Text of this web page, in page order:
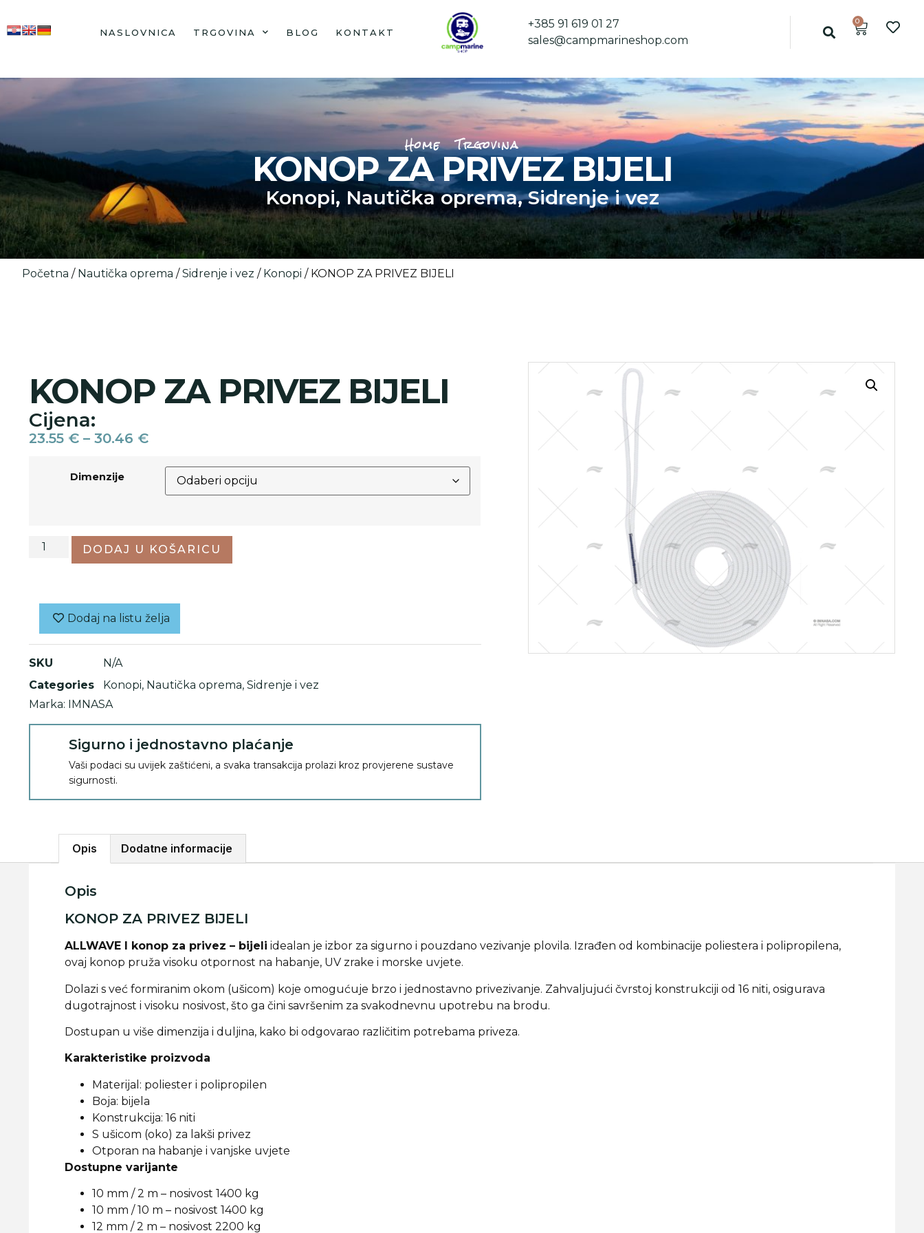
NASLOVNICA TRGOVINA BLOG KONTAKT
+385 91 619 01 27
sales@campmarineshop.com
0
Home Trgovina
KONOP ZA PRIVEZ BIJELI
Konopi, Nautička oprema,Sidrenje i vez
Početna / Nautička oprema /Sidrenje i vez / Konopi / KONOP ZA PRIVEZ BIJELI
KONOP ZA PRIVEZ BIJELI
Cijena:
23.55 € – 30.46 €
Dimenzije
DODAJ U KOŠARICU
Dodaj na listu želja
SKU
N/A
Categories
Konopi, Nautička oprema, Sidrenje i vez
Marka: IMNASA
Sigurno i jednostavno plaćanje
Vaši podaci su uvijek zaštićeni, a svaka transakcija prolazi kroz provjerene sustave
sigurnosti.
Opis Dodatne informacije
Opis
KONOP ZA PRIVEZ BIJELI
ALLWAVE I konop za privez – bijeli idealan je izbor za sigurno i pouzdano vezivanje plovila. Izrađen od kombinacije poliestera i polipropilena,
ovaj konop pruža visoku otpornost na habanje, UV zrake i morske uvjete.
Dolazi s već formiranim okom (ušicom) koje omogućuje brzo i jednostavno privezivanje. Zahvaljujući čvrstoj konstrukciji od 16 niti, osigurava
dugotrajnost i visoku nosivost, što ga čini savršenim za svakodnevnu upotrebu na brodu.
Dostupan u više dimenzija i duljina, kako bi odgovarao različitim potrebama priveza.
Karakteristike proizvoda
Materijal: poliester i polipropilen
Boja: bijela
Konstrukcija: 16 niti
S ušicom (oko) za lakši privez
Otporan na habanje i vanjske uvjete
Dostupne varijante
10 mm / 2 m – nosivost 1400 kg
10 mm / 10 m – nosivost 1400 kg
12 mm / 2 m – nosivost 2200 kg